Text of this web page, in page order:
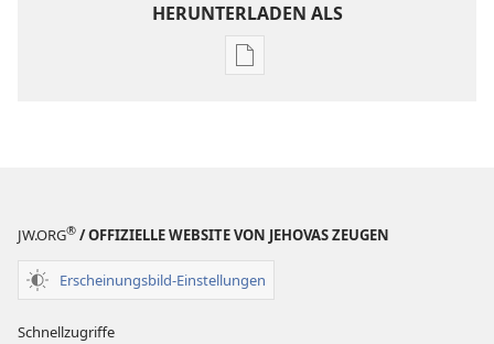
HERUNTERLADEN ALS
Downloadoptionen
JW.ORG® / OFFIZIELLE WEBSITE VON JEHOVAS ZEUGEN
Erscheinungsbild-Einstellungen
Schnellzugriffe